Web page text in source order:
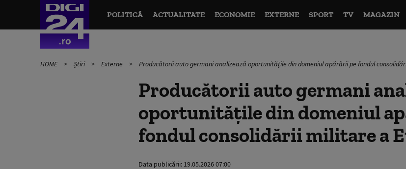
POLITICĂ ACTUALITATE ECONOMIE EXTERNE SPORT TV MAGAZIN
HOME Știri Externe Producătorii auto germani analizează oportunitățile din domeniul apărării pe fondul
Producătorii auto germani
oportunitățile din domeniul
fondul consolidării militare a
Data publicării: 19.05.2026 07:00